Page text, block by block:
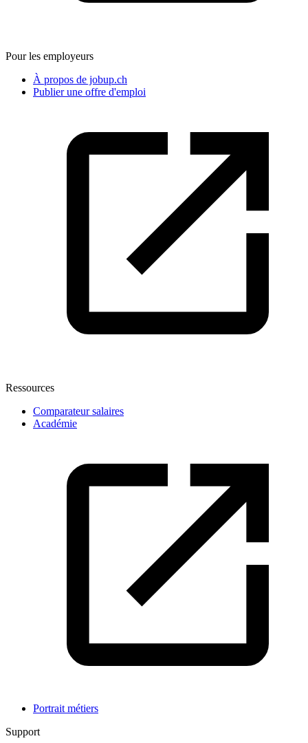
Pour les employeurs
À propos de jobup.ch
Publier une offre d'emploi
Ressources
Comparateur salaires
Académie
Portrait métiers
Support